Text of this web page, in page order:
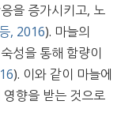
을 증가시키고, 노
, 2016). 마늘의
성을 통해 함량이
). 이와 같이 마늘에
향을 받는 것으로